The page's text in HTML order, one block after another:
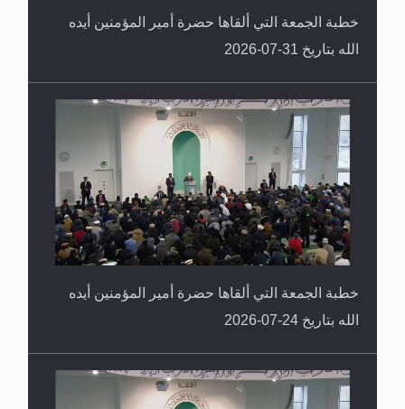
خطبة الجمعة التي ألقاها حضرة أمير المؤمنين أيده
الله بتاريخ 31-07-2026
خطبة الجمعة التي ألقاها حضرة أمير المؤمنين أيده
الله بتاريخ 24-07-2026